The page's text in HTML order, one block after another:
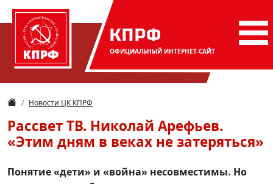
КПРФ
ОФИЦИАЛЬНЫЙ ИНТЕРНЕТ-САЙТ
Новости ЦК КПРФ
Рассвет ТВ. Николай Арефьев.
«Этим дням в веках не затеряться»
Понятие «дети» и «война» несовместимы. Но